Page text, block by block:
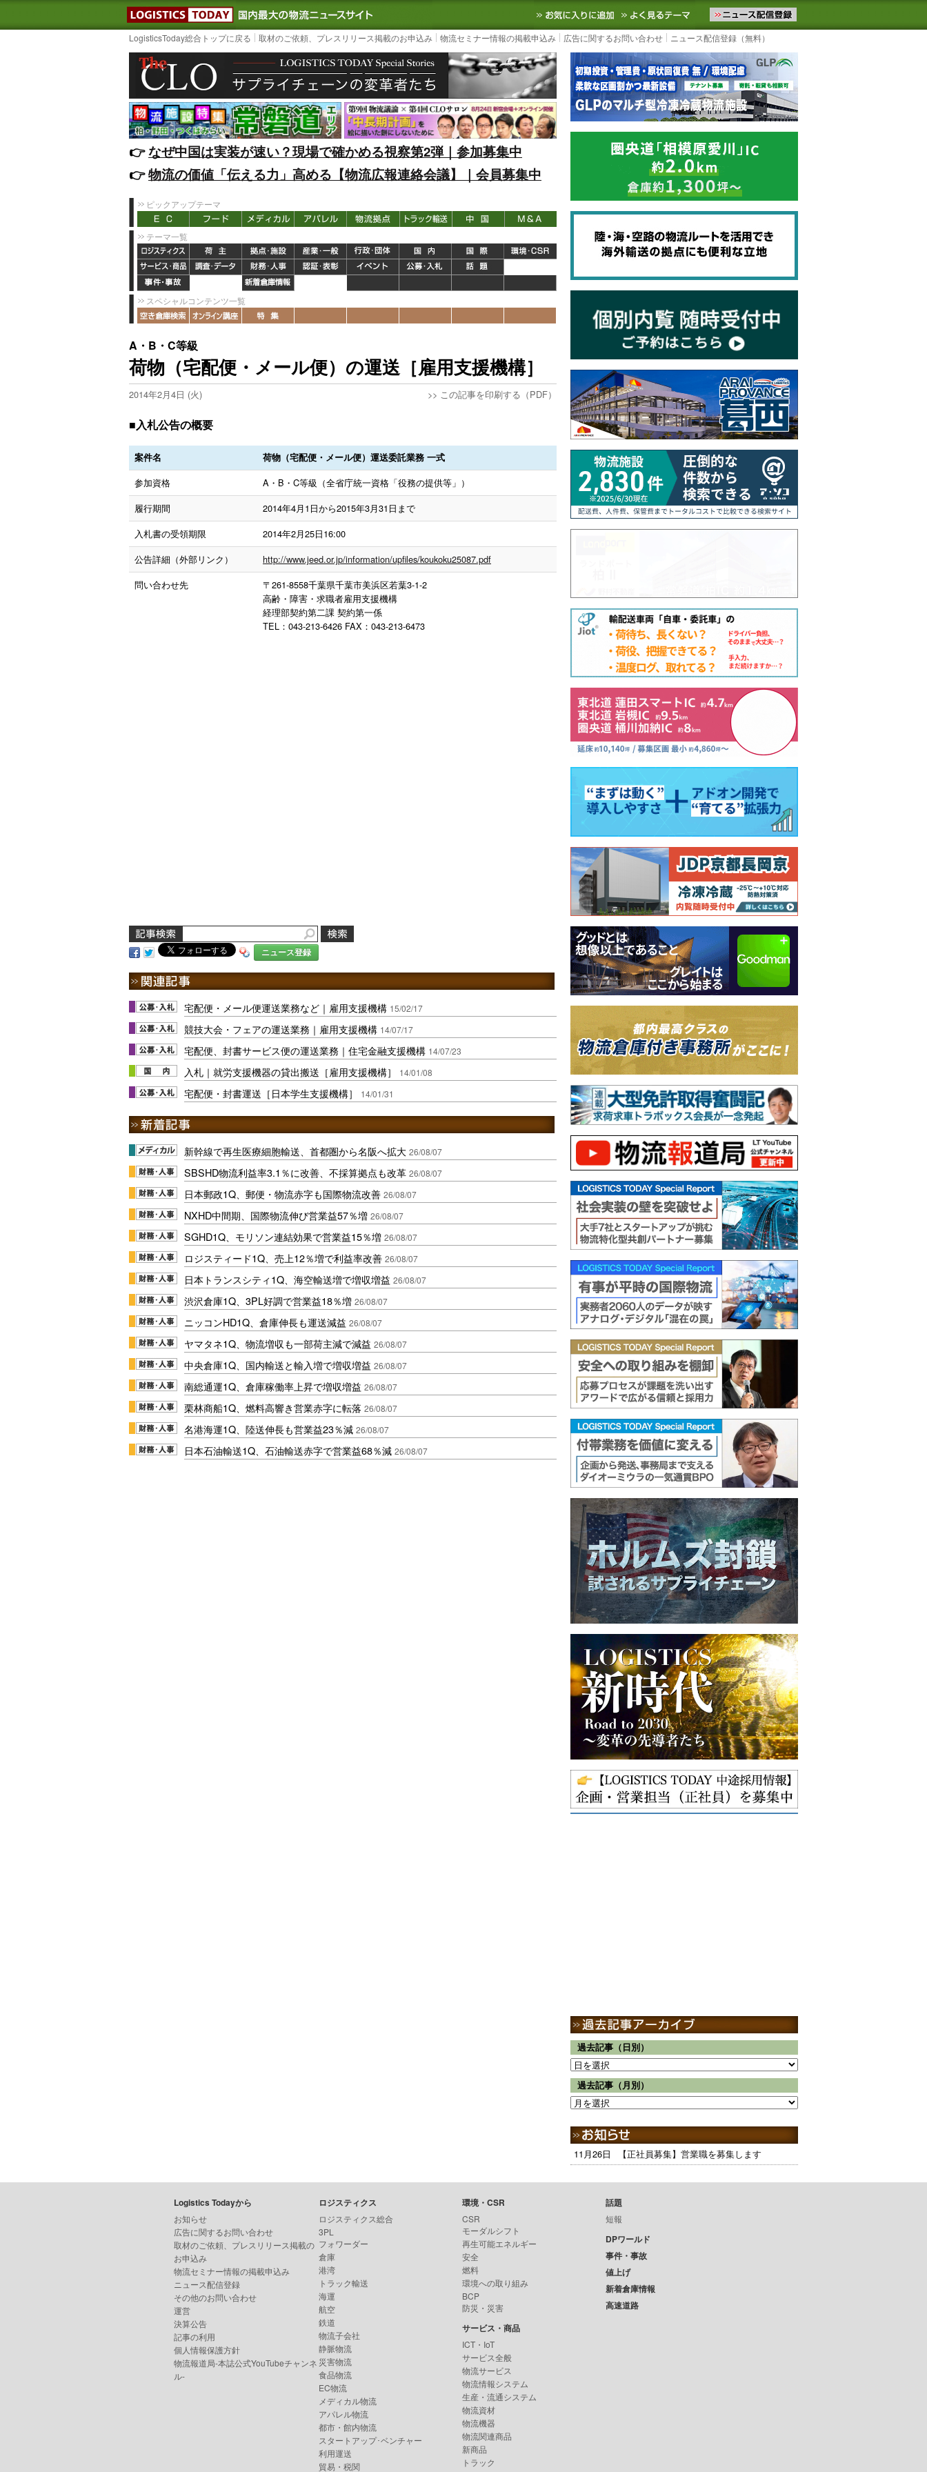
LOGISTICS TODAY｜国内最大の物流ニュースサイト3PL, SCMなど国内外の最新の物流ニュースをお届けします。物流ニュースメール配信を登録す
お気に入りに追加 よく見るテーマ
LogisticsToday総合トップに戻る 取材のご依頼、プレスリリース掲載のお申込み 物流セミナー情報の掲載申込み 広告に関するお問い合わせ ニュース配信登録（無料）
👉️なぜ中国は実装が速い？現場で確かめる視察第2弾｜参加募集中
👉️物流の価値「伝える力」高める【物流広報連絡会議】｜会員募集中
ピックアップテーマ
テーマ一覧
スペシャルコンテンツ一覧
A・B・C等級
荷物（宅配便・メール便）の運送［雇用支援機構］
2014年2月4日 (火) >> この記事を印刷する（PDF）
■入札公告の概要
案件名 荷物（宅配便・メール便）運送委託業務 一式
参加資格
A・B・C等級（全省庁統一資格「役務の提供等」）
履行期間
2014年4月1日から2015年3月31日まで
入札書の受領期限
2014年2月25日16:00
公告詳細（外部リンク）
http://www.jeed.or.jp/information/upfiles/koukoku25087.pdf
問い合わせ先
〒261-8558千葉県千葉市美浜区若葉3-1-2
高齢・障害・求職者雇用支援機構
経理部契約第二課 契約第一係
TEL：043-213-6426 FAX：043-213-6473
ニュース登録
宅配便・メール便運送業務など｜雇用支援機構 15/02/17
競技大会・フェアの運送業務｜雇用支援機構 14/07/17
宅配便、封書サービス便の運送業務｜住宅金融支援機構 14/07/23
入札｜就労支援機器の貸出搬送［雇用支援機構］ 14/01/08
宅配便・封書運送［日本学生支援機構］ 14/01/31
新幹線で再生医療細胞輸送、首都圏から名阪へ拡大 26/08/07
SBSHD物流利益率3.1％に改善、不採算拠点も改革 26/08/07
日本郵政1Q、郵便・物流赤字も国際物流改善 26/08/07
NXHD中間期、国際物流伸び営業益57％増 26/08/07
SGHD1Q、モリソン連結効果で営業益15％増 26/08/07
ロジスティード1Q、売上12％増で利益率改善 26/08/07
日本トランスシティ1Q、海空輸送増で増収増益 26/08/07
渋沢倉庫1Q、3PL好調で営業益18％増 26/08/07
ニッコンHD1Q、倉庫伸長も運送減益 26/08/07
ヤマタネ1Q、物流増収も一部荷主減で減益 26/08/07
中央倉庫1Q、国内輸送と輸入増で増収増益 26/08/07
南総通運1Q、倉庫稼働率上昇で増収増益 26/08/07
栗林商船1Q、燃料高響き営業赤字に転落 26/08/07
名港海運1Q、陸送伸長も営業益23％減 26/08/07
日本石油輸送1Q、石油輸送赤字で営業益68％減 26/08/07
過去記事（日別）
過去記事（月別）
11月26日 【正社員募集】営業職を募集します
Logistics Todayから
お知らせ
広告に関するお問い合わせ
取材のご依頼、プレスリリース掲載の
お申込み
物流セミナー情報の掲載申込み
ニュース配信登録
その他のお問い合わせ
運営
決算公告
記事の利用
個人情報保護方針
物流報道局-本誌公式YouTubeチャンネ
ル-
ロジスティクス
ロジスティクス総合
3PL
フォワーダー
倉庫
港湾
トラック輸送
海運
航空
鉄道
物流子会社
静脈物流
災害物流
食品物流
EC物流
メディカル物流
アパレル物流
都市・館内物流
スタートアップ･ベンチャー
利用運送
貿易・税関
環境・CSR
CSR
モーダルシフト
再生可能エネルギー
安全
燃料
環境への取り組み
BCP
防災・災害
サービス・商品
ICT・IoT
サービス全般
物流サービス
物流情報システム
生産・流通システム
物流資材
物流機器
物流関連商品
新商品
トラック
話題
短報
DPワールド
事件・事故
値上げ
新着倉庫情報
高速道路